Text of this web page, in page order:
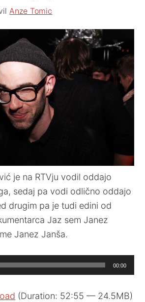
Anze Tomic
je na RTVju vodil oddajo
sedaj pa vodi odlično oddajo
drugim pa je tudi edini od
Jaz sem Janez
Janez Janša.
00:00
(Duration: 52:55 — 24.5MB)